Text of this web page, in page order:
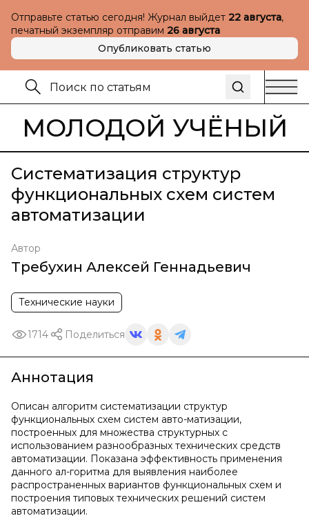
Отправьте статью сегодня! Журнал выйдет 22 августа,
печатный экземпляр отправим 26 августа
Опубликовать статью
МОЛОДОЙ УЧЁНЫЙ
Систематизация структур
функциональных схем систем
автоматизации
Автор
Требухин Алексей Геннадьевич
Технические науки
1714 Поделиться
Аннотация
Описан алгоритм систематизации структур
функциональных схем систем авто-матизации,
построенных для множества структурных с
использованием разнообразных технических средств
автоматизации. Показана эффективность применения
данного ал-горитма для выявления наиболее
распространенных вариантов функциональных схем и
построения типовых технических решений систем
автоматизации.